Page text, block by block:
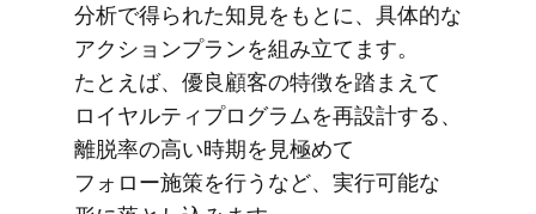
分析で​得られた​知見を​もとに、​具体的な​
アクションプランを​組み立てます。​
たとえば、​優良顧客の​特徴を​踏まえて​
ロイヤルティプログラムを​再設計する、​
離脱率の​高い​時期を​見極めて​
フォロー施策を​行うなど、​実行可能な​